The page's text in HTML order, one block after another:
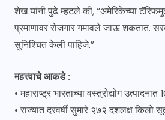
शेख यांनी पुढे म्हटले की, “अमेरिकेच्या
प्रमाणावर रोजगार गमावले जाऊ शकतात.
सुनिश्चित केली पाहिजे.”
महत्त्वाचे आकडे :
• महाराष्ट्र भारताच्या वस्त्रोद्योग
• राज्यात दरवर्षी सुमारे २७२ दशलक्ष किलो